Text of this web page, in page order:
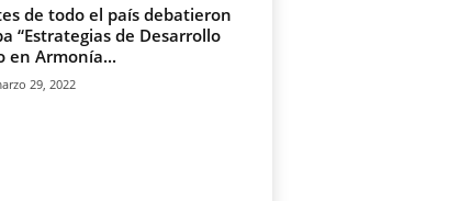
de todo el país debatieron
“Estrategias de Desarrollo
en Armonía...
29, 2022